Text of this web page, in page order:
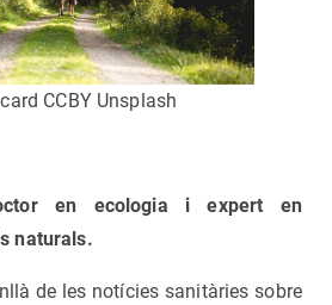
CCBY Unsplash
en ecologia i expert en
naturals.
de les notícies sanitàries sobre